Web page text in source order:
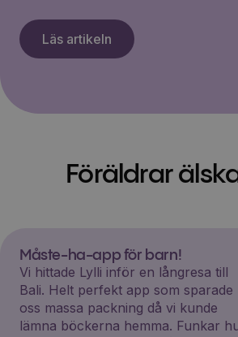
Läs artikeln
Föräldrar
Måste-ha-app för barn!
Vi hittade Lylli inför en långresa till
Bali. Helt perfekt app som sparade
oss massa packning då vi kunde
lämna böckerna hemma. Funkar